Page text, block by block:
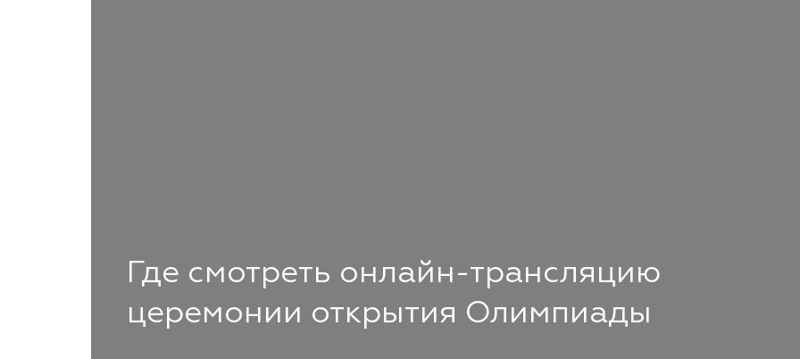
Где смотреть онлайн-трансляцию
церемонии открытия Олимпиады